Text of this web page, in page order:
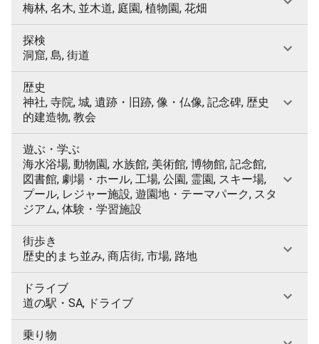
梅林, 名木, 並木道, 庭園, 植物園, 花畑
探検
洞窟, 島, 街道
歴史
神社, 寺院, 城, 遺跡・旧跡, 像・仏像, 記念碑, 歴史
的建造物, 教会
遊ぶ・学ぶ
海水浴場, 動物園, 水族館, 美術館, 博物館, 記念館,
図書館, 劇場・ホール, 工場, 公園, 霊園, スキー場,
プール, レジャー施設, 遊園地・テーマパーク, スタ
ジアム, 体験・学習施設
街歩き
歴史的まち並み, 商店街, 市場, 路地
ドライブ
道の駅・SA, ドライブ
乗り物